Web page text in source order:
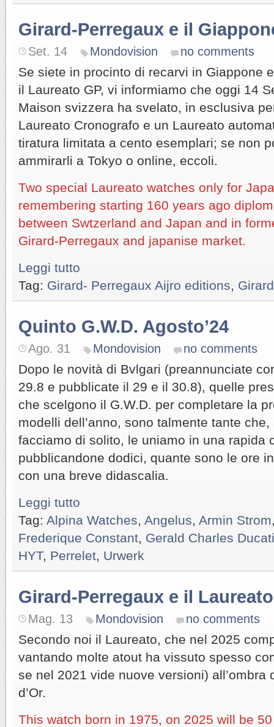
Girard-Perregaux e il
Set. 14 Mondovision no comments
Se siete in procinto di recarvi in Giappone
il Laureato GP, vi informiamo che oggi 14
Maison svizzera ha svelato, in esclusiva
Laureato Cronografo e un Laureato
tiratura limitata a cento esemplari; se non
ammirarli a Tokyo o online, eccoli.
Two special Laureato watches only for
remembering starting 160 years ago
between Swtzerland and Japan and in
Girard-Perregaux and japanise market.
Leggi tutto
Tag: Girard- Perregaux Aijro editions
Quinto G.W.D. Agosto’24
Ago. 31 Mondovision no comments
Dopo le novità di Bvlgari (preannunciate
29.8 e pubblicate il 29 e il 30.8), quelle
che scelgono il G.W.D. per completare la
modelli dell’anno, sono talmente tante
facciamo di solito, le uniamo in una rapida
pubblicandone dodici, quante sono le ore
con una breve didascalia.
Leggi tutto
Tag: Alpina Watches Angelus Armin Strom
Frederique Constant Gerald Charles Ducati
HYT, Perrelet Urwerk
Girard-Perregaux e il Laureato
Mag. 13 Mondovision no comments
Secondo noi il Laureato, che nel 2025
vantando molte atout ha vissuto spesso
se nel 2021 vide nuove versioni) all’ombra
d’Or.
This watch born in 1975, on 2025 will be